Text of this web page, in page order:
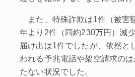
また、特殊詐欺は1件（被害
年より2件（同約230万円）減
届け出は1件でしたが、依然と
われる予兆電話や架空請求の
たない状況でした。